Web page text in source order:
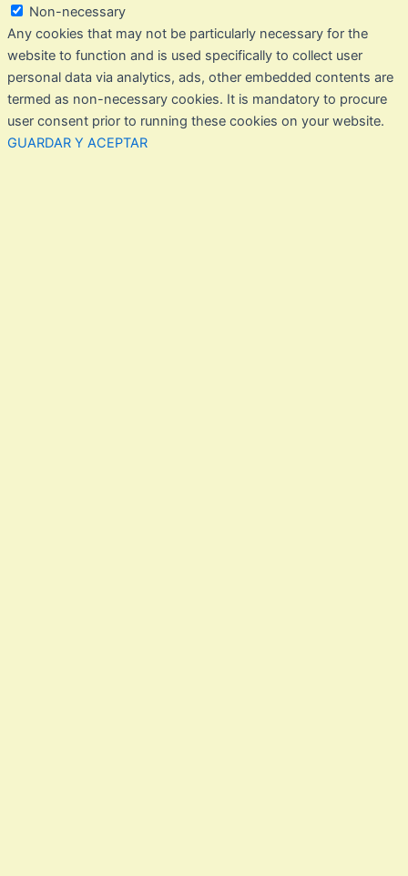
Non-necessary
Any cookies that may not be particularly necessary for the
website to function and is used specifically to collect user
personal data via analytics, ads, other embedded contents are
termed as non-necessary cookies. It is mandatory to procure
user consent prior to running these cookies on your website.
GUARDAR Y ACEPTAR